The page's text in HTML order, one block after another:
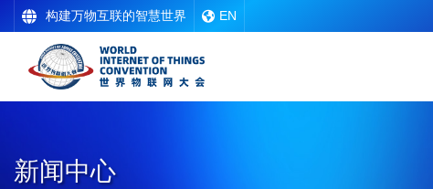
构建万物互联的智慧世界 EN
新闻中心